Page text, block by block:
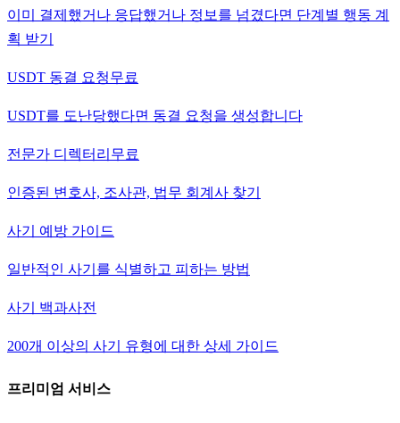
이미 결제했거나 응답했거나 정보를 넘겼다면 단계별 행동 계
획 받기
USDT 동결 요청무료
USDT를 도난당했다면 동결 요청을 생성합니다
전문가 디렉터리 무료
인증된 변호사, 조사관, 법무 회계사 찾기
사기 예방 가이드
일반적인 사기를 식별하고 피하는 방법
사기 백과사전
200개 이상의 사기 유형에 대한 상세 가이드
프리미엄 서비스